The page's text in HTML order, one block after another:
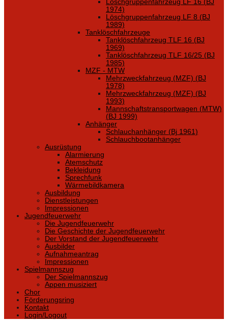
Löschgruppenfahrzeug LF 16 (BJ
1974)
Löschgruppenfahrzeug LF 8 (BJ
1989)
Tanklöschfahrzeuge
Tanklöschfahrzeug TLF 16 (BJ
1969)
Tanklöschfahrzeug TLF 16/25 (BJ
1985)
MZF - MTW
Mehrzweckfahrzeug (MZF) (BJ
1978)
Mehrzweckfahrzeug (MZF) (BJ
1993)
Mannschaftstransportwagen (MTW)
(BJ 1999)
Anhänger
Schlauchanhänger (Bj 1961)
Schlauchbootanhänger
Ausrüstung
Alarmierung
Atemschutz
Bekleidung
Sprechfunk
Wärmebildkamera
Ausbildung
Dienstleistungen
Impressionen
Jugendfeuerwehr
Die Jugendfeuerwehr
Die Geschichte der Jugendfeuerwehr
Der Vorstand der Jugendfeuerwehr
Ausbilder
Aufnahmeantrag
Impressionen
Spielmannszug
Der Spielmannszug
Appen musiziert
Chor
Förderungsring
Kontakt
Login/Logout